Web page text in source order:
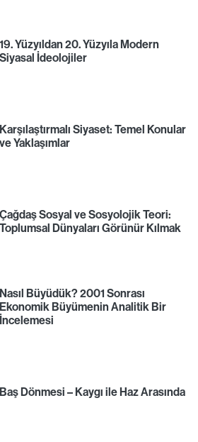
19. Yüzyıldan 20. Yüzyıla Modern
Siyasal İdeolojiler
Karşılaştırmalı Siyaset: Temel Konular
ve Yaklaşımlar
Çağdaş Sosyal ve Sosyolojik Teori:
Toplumsal Dünyaları Görünür Kılmak
Nasıl Büyüdük? 2001 Sonrası
Ekonomik Büyümenin Analitik Bir
İncelemesi
Baş Dönmesi – Kaygı ile Haz Arasında